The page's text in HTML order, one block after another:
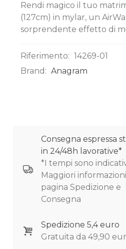
Rendi magico il tuo
(127cm) in mylar, un
sorprendente effetto di
Riferimento: 14269-01
Brand: Anagram
Consegna espressa
in 24/48h lavorative*
*I tempi sono
Maggiori
pagina Spedizione e
Consegna
Spedizione 5,4 euro
Gratuita da 49,90